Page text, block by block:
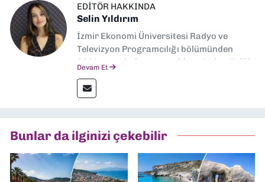
EDITÖR HAKKINDA
Selin Yıldırım
İzmir Ekonomi Üniversitesi Radyo ve
Televizyon Programcılığı bölümünden
2024 senesinde mezun oldum. Dokuz Eylül
editörlük görevini de üstleniyorum.
Devam Et
Bunlar da ilginizi çekebilir